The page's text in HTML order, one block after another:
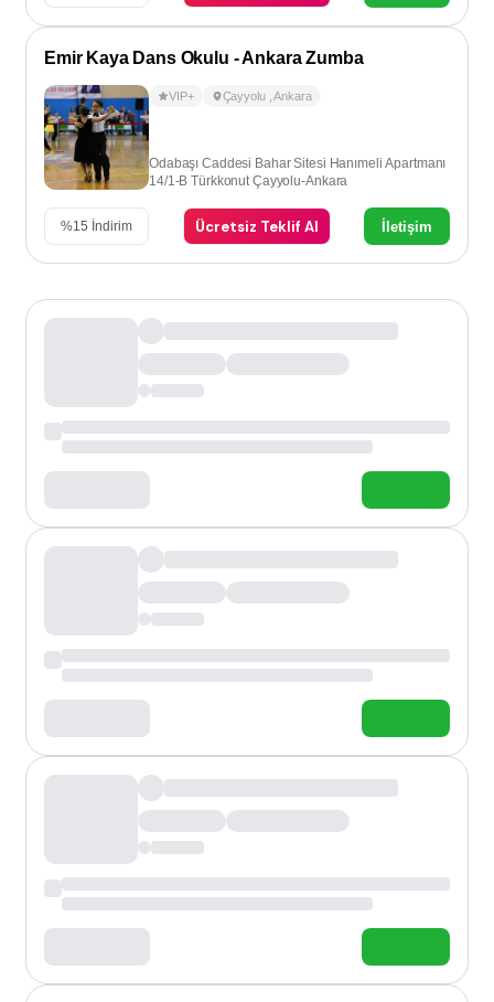
Emir Kaya Dans Okulu - Ankara Zumba
VIP+ Çayyolu ,Ankara
Odabaşı Caddesi Bahar Sitesi Hanımeli Apartmanı
14/1-B Türkkonut Çayyolu-Ankara
%15 İndirim Ücretsiz Teklif Al İletişim